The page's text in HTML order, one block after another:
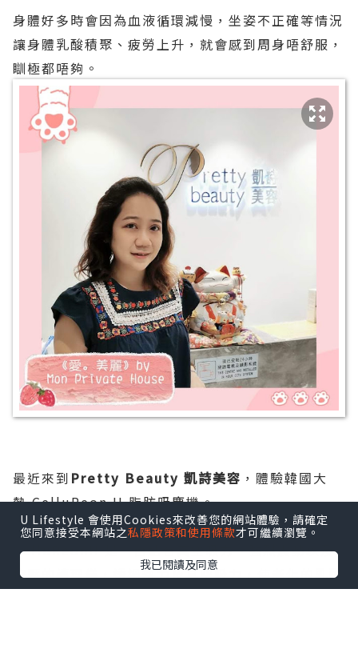
身體好多時會因為血液循環減慢，坐姿不正確等情況
讓身體乳酸積聚、疲勞上升，就會感到周身唔舒服，
瞓極都唔夠。
最近來到 Pretty Beauty 凱詩美容 ，體驗韓國大
熱 CelluReon II 脂肪吸塵機。
CelluReonII 是一台結合真空吸力、強烈震動以及
按壓的護理儀，透過熱力及真空吸力，使老化的乳酸
U Lifestyle 會使用Cookies來改善您的網站體驗，請確定
您同意接受本網站之私隱政策和使用條款才可繼續瀏覽。
我已閱讀及同意